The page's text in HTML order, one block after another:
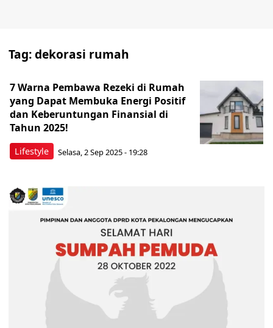
Tag:dekorasi rumah
Lifestyle
7 Warna Pembawa Rezeki di Rumah
yang Dapat Membuka Energi Positif
dan Keberuntungan Finansial di
Tahun 2025!
Selasa, 2 Sep 2025 - 19:28